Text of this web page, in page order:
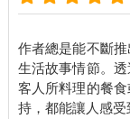
作者總是能不斷
生活故事情節。
客人所料理的餐